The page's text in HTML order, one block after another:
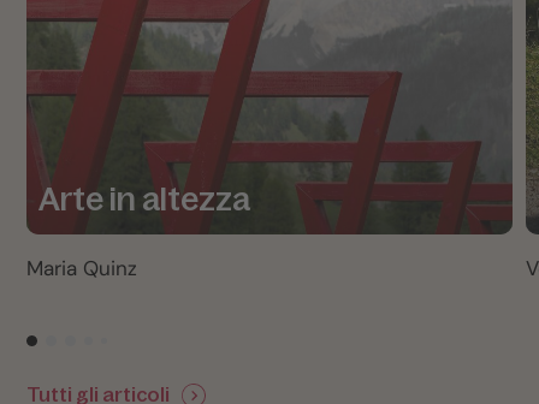
Arte in altezza
Maria Quinz
Tutti gli articoli